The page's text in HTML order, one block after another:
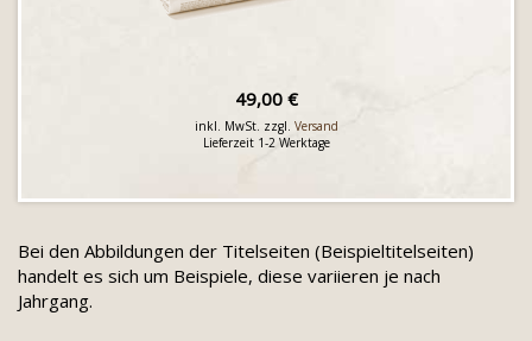
49,00 €
inkl. MwSt. zzgl. Versand
Lieferzeit 1-2 Werktage
Bei den Abbildungen der Titelseiten (Beispieltitelseiten)
handelt es sich um Beispiele, diese variieren je nach
Jahrgang.